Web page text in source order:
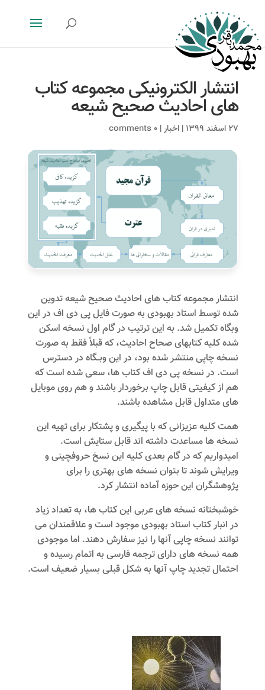
انتشار الکترونیکی مجموعه کتاب
های احادیث صحیح شیعه
۲۷ اسفند ۱۳۹۹ | اخبار| ۰ comments
انتشار مجموعه کتاب های احادیث صحیح شیعه تدوین
شده توسط استاد بهبودی به صورت فایل پی دی اف در این
وبگاه تکمیل شد. به این ترتیب در گام اول نسخه اسکن
شده کلیه کتابهای صحاح احادیث، که قبلاً فقط به صورت
نسخه چاپی منتشر شده بود، در این وبــگاه در دسترس
است. در نسخه پی دی اف کتاب ها، سعی شده است که
هم از کیفیتی قابل چاپ برخوردار باشند و هم روی موبایل
های متداول قابل مشاهده باشند.
همت کلیه عزیزانی که با پیگیری و پشتکار برای تهیه این
نسخه ها مساعدت داشته اند قابل ستایش است.
امیدواریم که در گام بعدی کلیه این نسخ حروفچینی و
ویرایش شوند تا بتوان نسخه های بهتری را برای
پژوهشگران این حوزه آماده انتشار کرد.
خوشبختانه نسخه های عربی این کتاب ها، به تعداد زیاد
در انبار کتاب استاد بهبودی موجود است و علاقمندان می
توانند نسخه چاپی آنها را نیز سفارش دهند. اما موجودی
همه نسخه های دارای ترجمه فارسی به اتمام رسیده و
احتمال تجدید چاپ آنها به شکل قبلی بسیار ضعیف است.